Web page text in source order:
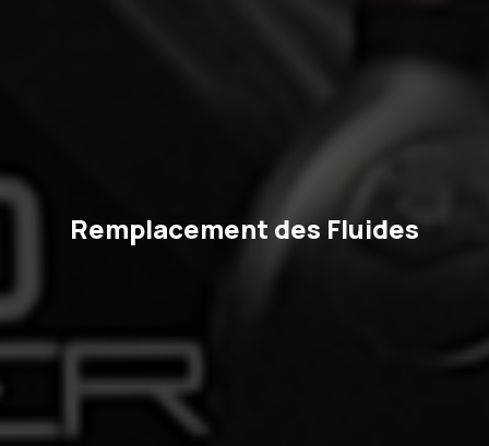
Remplacement des Fluides